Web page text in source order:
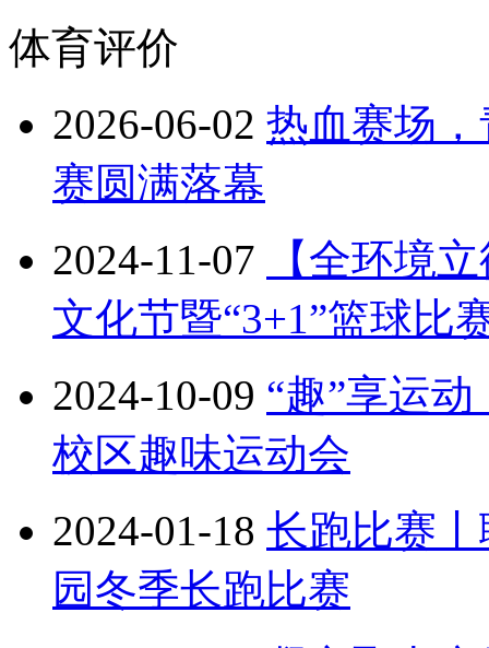
体育评价
2026-06-02 热血赛场
赛圆满落幕
2024-11-07
【全环境
文化节暨“3+1”篮球比
2024-10-09 “趣”享运
校区趣味运动会
2024-01-18 长跑比赛
园冬季长跑比赛